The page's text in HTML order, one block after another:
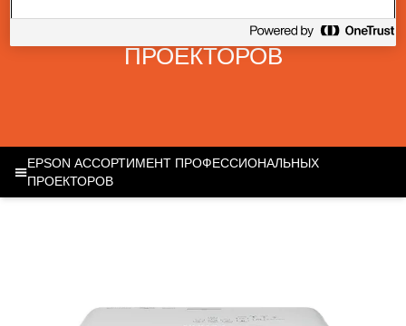
ПРОФЕССИОНАЛЬНЫХ
ПРОЕКТОРОВ
EPSON АССОРТИМЕНТ ПРОФЕССИОНАЛЬНЫХ
ПРОЕКТОРОВ